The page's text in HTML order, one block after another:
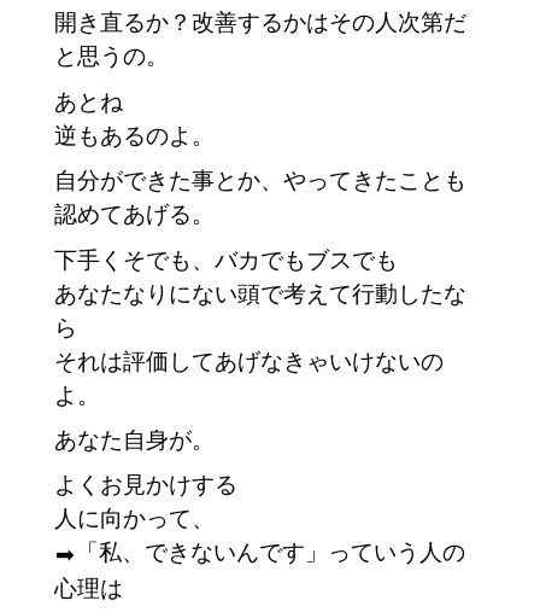
開き直るか？改善するかはその人次第だ
と思うの。
あとね
逆もあるのよ。
自分ができた事とか、やってきたことも
認めてあげる。
下手くそでも、バカでもブスでも
あなたなりにない頭で考えて行動したな
ら
それは評価してあげなきゃいけないの
よ。
あなた自身が。
よくお見かけする
人に向かって、
➡︎ 「私、できないんです」っていう人の
心理は